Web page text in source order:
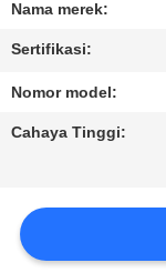
KAMI
SITEMAP
Nama merek:
Sertifikasi:
Nomor model:
Cahaya Tinggi: